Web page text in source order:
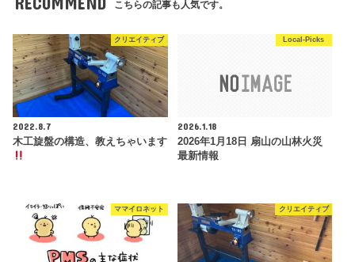
こちらの記事も人気です。
クリエイティブ
2022.8.7
木工旋盤の構造、教えちゃいます
Local-Picks
2026.1.18
2026年1月18日 扇山の山林火災
最新情報
ママイロネット クリエイティブ